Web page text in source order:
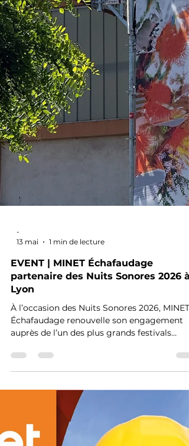
-
EVENT | MINET Échafaudage
partenaire des Nuits Sonores 2026 à
auprès de l’un des plus grands festivals
électro d’Europe. Grâce à 50 tonnes
d’échafaudages déployées par MINET
Location et aux structures conçues par
bureau d’études, nos équipes participent à la